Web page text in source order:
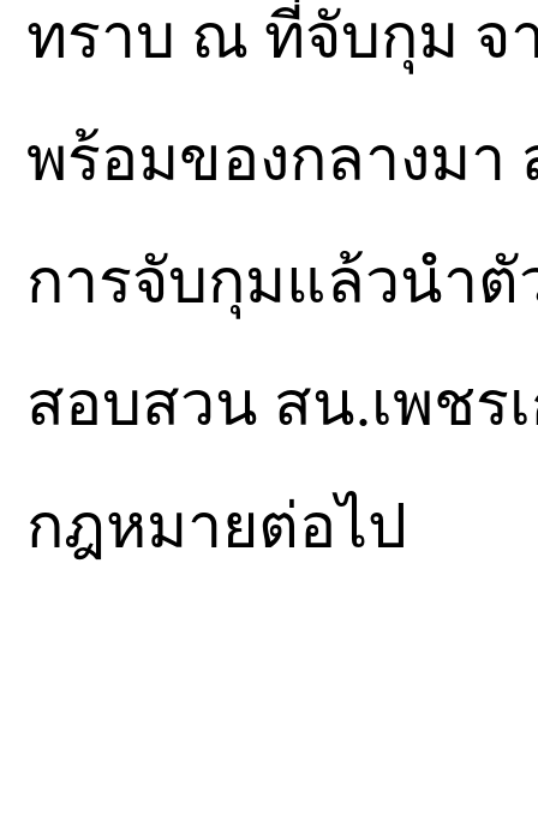
ทราบ ณ ที่จับกุม จ
พร้อมของกลางมา
การจับกุมแล้วนำตั
สอบสวน สน.เพชร
กฎหมายต่อไป